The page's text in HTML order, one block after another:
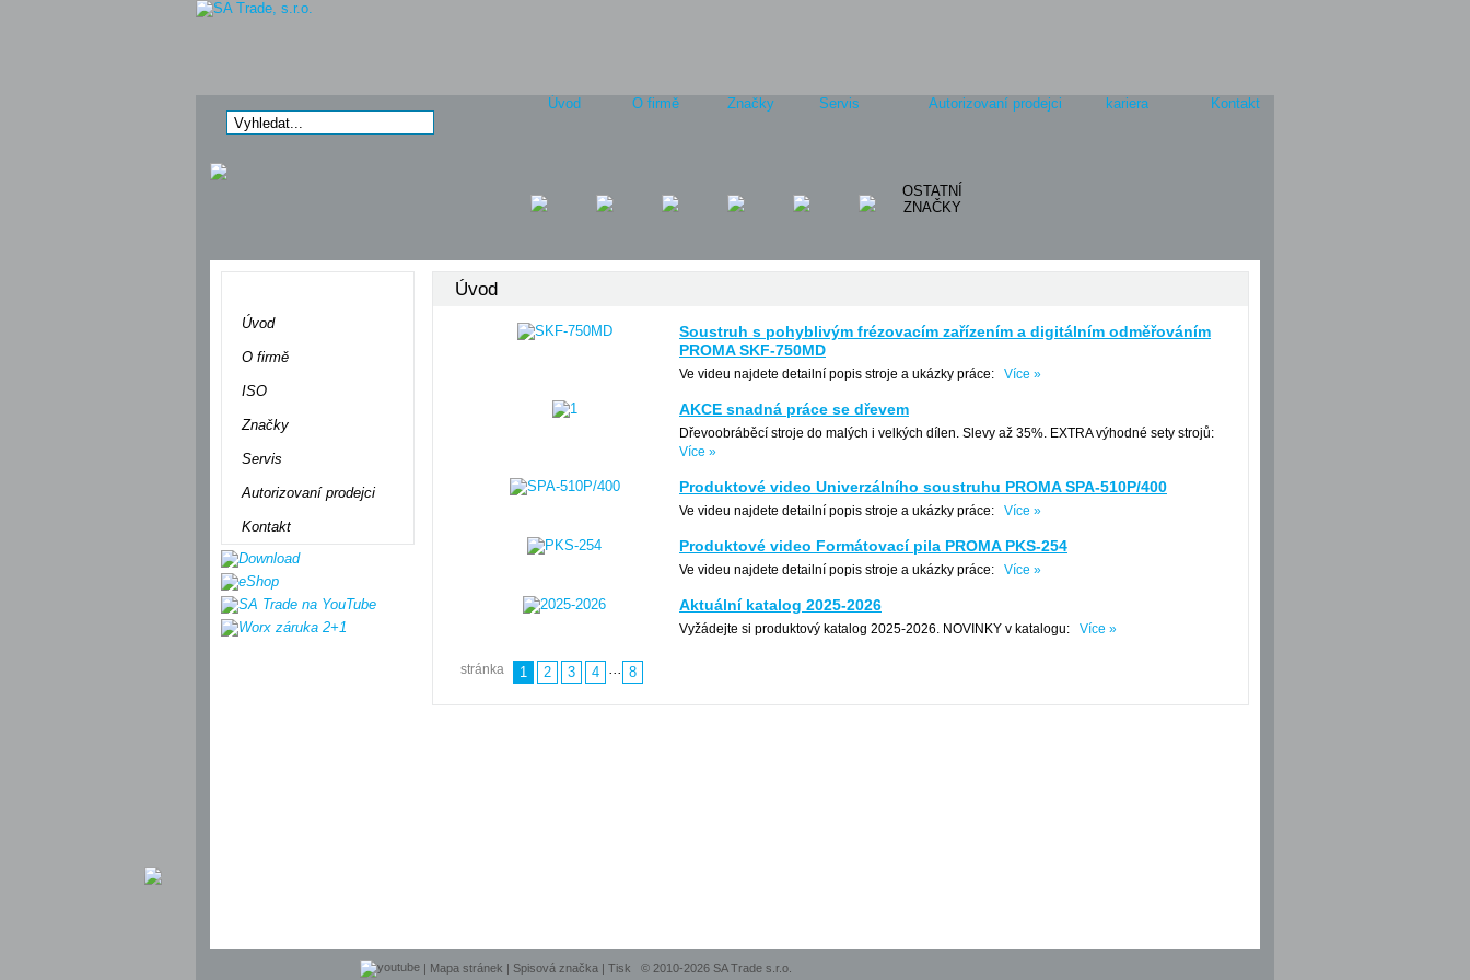
Úvod O firmě Značky Servis Autorizovaní prodejci kariera Kontakt
OSTATNÍ
ZNAČKY
Úvod
O firmě
ISO
Značky
Servis
Autorizovaní prodejci
Kontakt
Úvod
Soustruh s pohyblivým frézovacím zařízením a digitálním odměřováním
PROMA SKF-750MD
Ve videu najdete detailní popis stroje a ukázky práce: Více »
AKCE snadná práce se dřevem
Dřevoobráběcí stroje do malých i velkých dílen. Slevy až 35%. EXTRA výhodné sety strojů:
Více »
Produktové video Univerzálního soustruhu PROMA SPA-510P/400
Ve videu najdete detailní popis stroje a ukázky práce: Více »
Produktové video Formátovací pila PROMA PKS-254
Ve videu najdete detailní popis stroje a ukázky práce: Více »
Aktuální katalog 2025-2026
Vyžádejte si produktový katalog 2025-2026. NOVINKY v katalogu: Více »
stránka 1 2 3 4 ... 8
| Mapa stránek | Spisová značka | Tisk © 2010-2026 SA Trade s.r.o.